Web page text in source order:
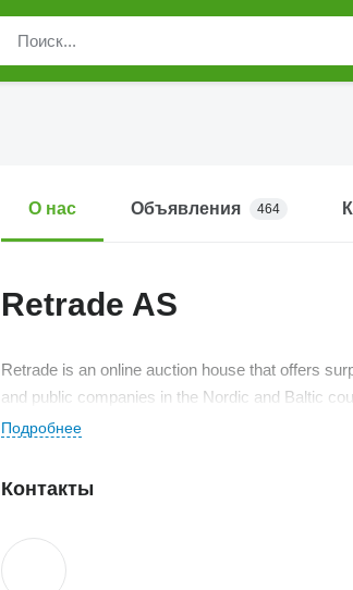
О нас Объявления 464
Retrade AS
Retrade is an online auction house that offers
and public companies in the Nordic and Baltic
Подробнее
Контакты